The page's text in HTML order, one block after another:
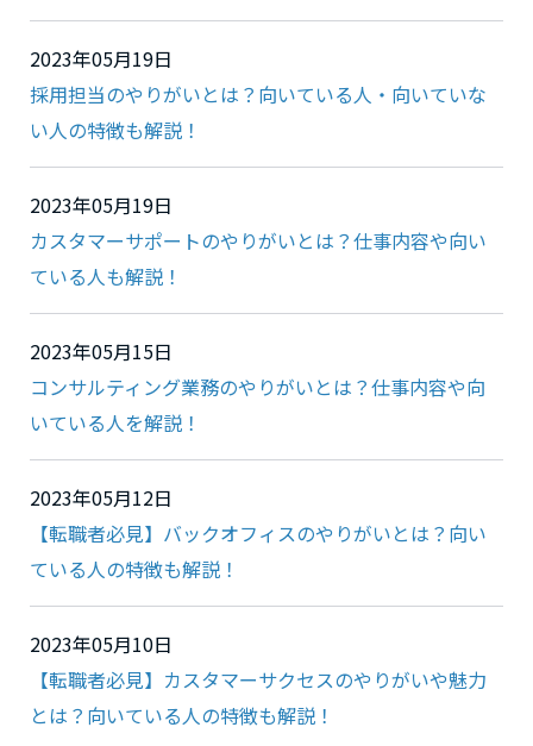
2023年05月19日
採用担当のやりがいとは？向いている人・向いていな
い人の特徴も解説！
2023年05月19日
カスタマーサポートのやりがいとは？仕事内容や向い
ている人も解説！
2023年05月15日
コンサルティング業務のやりがいとは？仕事内容や向
いている人を解説！
2023年05月12日
【転職者必見】バックオフィスのやりがいとは？向い
ている人の特徴も解説！
2023年05月10日
【転職者必見】カスタマーサクセスのやりがいや魅力
とは？向いている人の特徴も解説！